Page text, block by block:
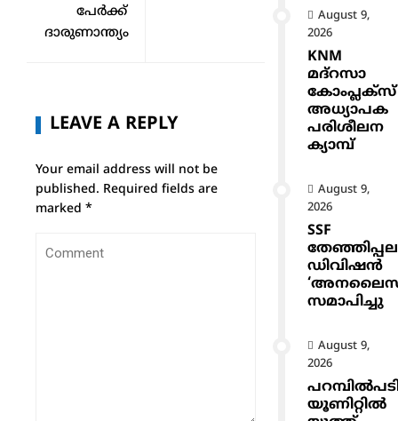
പേർക്ക്
ദാരുണാന്ത്യം
LEAVE A REPLY
Your email address will not be
published. Required fields are
marked *
August 9,
2026
KNM
മദ്റസാ
കോംപ്ലക്സ്
അധ്യാപക
പരിശീലന
ക്യാമ്പ്
August 9,
2026
SSF
ഡിവിഷൻ
സമാപിച്ചു
August 9,
2026
യൂണിറ്റിൽ